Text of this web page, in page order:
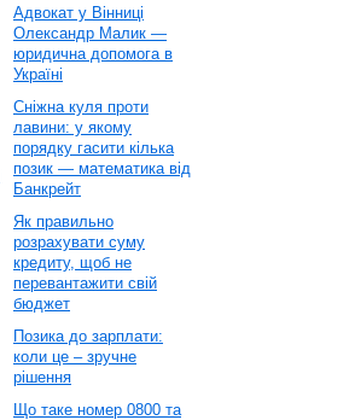
Адвокат у Вінниці
Олександр Малик —
юридична допомога в
Україні
Сніжна куля проти
лавини: у якому
порядку гасити кілька
позик — математика від
Банкрейт
Як правильно
розрахувати суму
кредиту, щоб не
перевантажити свій
бюджет
Позика до зарплати:
коли це – зручне
рішення
Що таке номер 0800 та